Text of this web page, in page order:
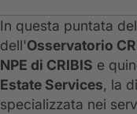
In questa puntata
dell'Osservatorio
NPE di CRIBIS e
Estate Services, la
specializzata nei